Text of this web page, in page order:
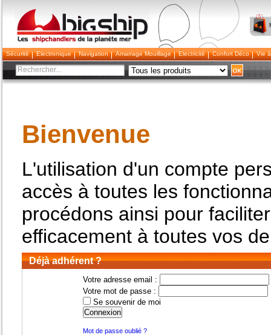
Bigship
Sécurité Electronique Navigation Amarrage Mouillage Electricité Confort Déco Vie
Bienvenue
L'utilisation d'un compte
accès à toutes les
procédons ainsi pour
efficacement à toutes vos
Déjà adhérent ?
Votre adresse email :
Votre mot de passe :
Se souvenir de moi
Mot de passe oublié ?